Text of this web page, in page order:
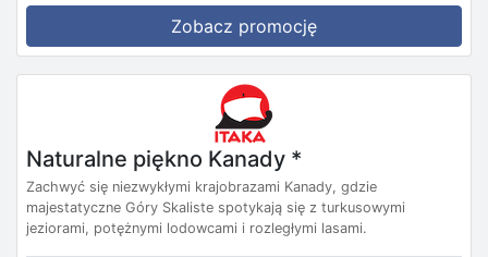
Zobacz promocję
Naturalne piękno Kanady *
Zachwyć się niezwykłymi krajobrazami Kanady, gdzie
majestatyczne Góry Skaliste spotykają się z turkusowymi
jeziorami, potężnymi lodowcami i rozległymi lasami.